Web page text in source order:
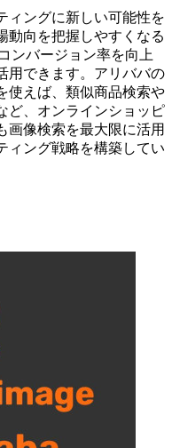
ィングに新しい可能性を
動向を把握しやすくなる
ンバージョン率を向上
用できます。アリババの
使えば、類似商品検索や
ど、オンラインショッピ
画像検索を最大限に活用
ィング戦略を構築してい